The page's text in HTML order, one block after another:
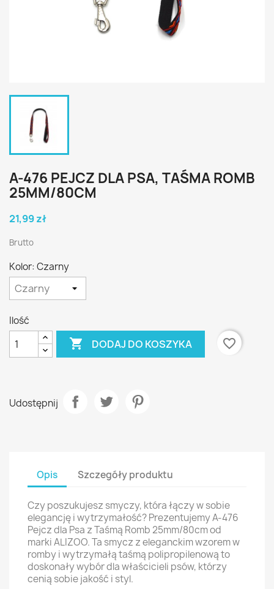
A-476 PEJCZ DLA PSA, TAŚMA ROMB
25MM/80CM
21,99 zł
Brutto
Kolor: Czarny
Ilość
 DODAJ DO KOSZYKA favorite_border
Udostępnij
Opis Szczegóły produktu
Czy poszukujesz smyczy, która łączy w sobie
elegancję i wytrzymałość? Prezentujemy A-476
Pejcz dla Psa z Taśmą Romb 25mm/80cm od
marki ALIZOO. Ta smycz z eleganckim wzorem w
romby i wytrzymałą taśmą polipropilenową to
doskonały wybór dla właścicieli psów, którzy
cenią sobie jakość i styl.